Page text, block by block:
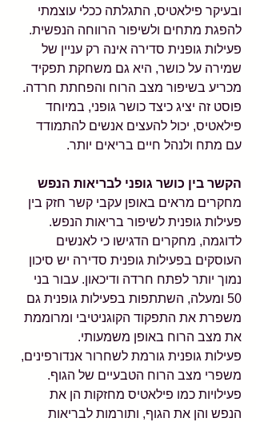
ובעיקר פילאטיס, התגלתה ככלי עוצמתי
להפגת מתחים ולשיפור הרווחה הנפשית.
פעילות גופנית סדירה אינה רק עניין של
שמירה על כושר, היא גם משחקת תפקיד
מכריע בשיפור מצב הרוח והפחתת חרדה.
פוסט זה יציג כיצד כושר גופני, במיוחד
פילאטיס, יכול להעצים אנשים להתמודד
עם מתח ולנהל חיים בריאים יותר.
הקשר בין כושר גופני לבריאות הנפש
מחקרים מראים באופן עקבי קשר חזק בין
פעילות גופנית לשיפור בריאות הנפש.
לדוגמה, מחקרים הדגישו כי לאנשים
העוסקים בפעילות גופנית סדירה יש סיכון
נמוך יותר לפתח חרדה ודיכאון. עבור בני
50 ומעלה, השתתפות בפעילות גופנית גם
משפרת את התפקוד הקוגניטיבי ומרוממת
את מצב הרוח באופן משמעותי.
פעילות גופנית גורמת לשחרור אנדורפינים,
משפרי מצב הרוח הטבעיים של הגוף.
פעילויות כמו פילאטיס מחזקות הן את
הנפש והן את הגוף, ותורמות לבריאות